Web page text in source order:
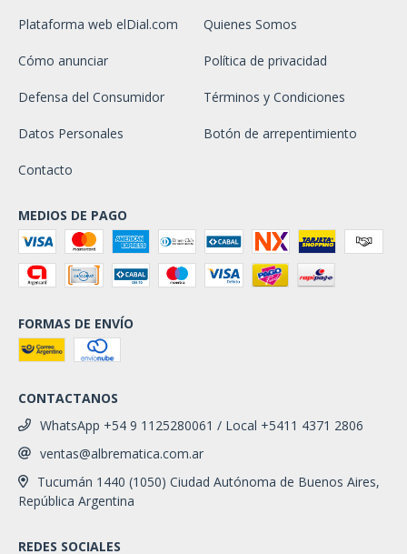
Plataforma web elDial.com Quienes Somos
Cómo anunciar Política de privacidad
Defensa del Consumidor Términos y Condiciones
Datos Personales Botón de arrepentimiento
Contacto
MEDIOS DE PAGO
FORMAS DE ENVÍO
CONTACTANOS
WhatsApp +54 9 1125280061 / Local +5411 4371 2806
ventas@albrematica.com.ar
Tucumán 1440 (1050) Ciudad Autónoma de Buenos Aires,
República Argentina
REDES SOCIALES